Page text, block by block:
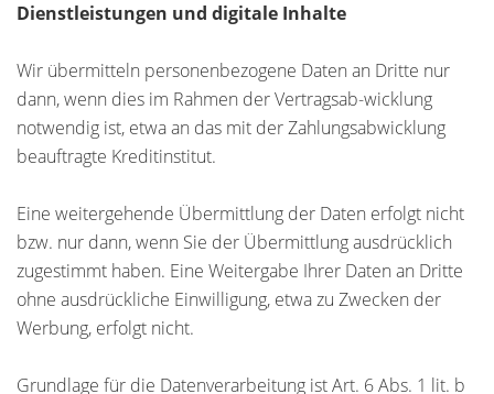
Dienstleistungen und digitale Inhalte
Wir übermitteln personenbezogene Daten an Dritte nur
dann, wenn dies im Rahmen der Vertragsab-wicklung
notwendig ist, etwa an das mit der Zahlungsabwicklung
beauftragte Kreditinstitut.
Eine weitergehende Übermittlung der Daten erfolgt nicht
bzw. nur dann, wenn Sie der Übermittlung ausdrücklich
zugestimmt haben. Eine Weitergabe Ihrer Daten an Dritte
ohne ausdrückliche Einwilligung, etwa zu Zwecken der
Werbung, erfolgt nicht.
Grundlage für die Datenverarbeitung ist Art. 6 Abs. 1 lit. b